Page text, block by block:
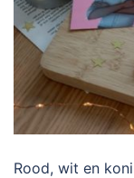
Rood, wit en